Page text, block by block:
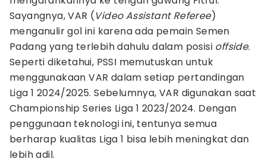
Sayangnya, VAR (Video Assistant Referee)
menganulir gol ini karena ada pemain Semen
Padang yang terlebih dahulu dalam posisi offside.
Seperti diketahui, PSSI memutuskan untuk
menggunakaan VAR dalam setiap pertandingan
Liga 1 2024/2025. Sebelumnya, VAR digunakan saat
Championship Series Liga 1 2023/2024. Dengan
penggunaan teknologi ini, tentunya semua
berharap kualitas Liga 1 bisa lebih meningkat dan
lebih adil.